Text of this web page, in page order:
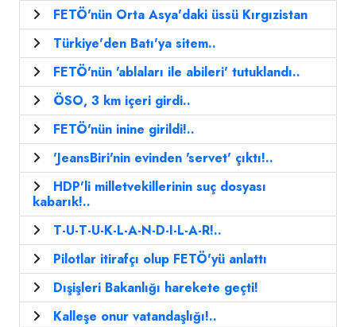
FETÖ'nün Orta Asya'daki üssü Kırgızistan
Türkiye'den Batı'ya sitem..
FETÖ'nün 'ablaları ile abileri' tutuklandı..
ÖSO, 3 km içeri girdi..
FETÖ'nün inine girildi!..
'JeansBiri'nin evinden 'servet' çıktı!..
HDP'li milletvekillerinin suç dosyası
kabarık!..
T-U-T-U-K-L-A-N-D-I-L-A-R!..
Pilotlar itirafçı olup FETÖ'yü anlattı
Dışişleri Bakanlığı harekete geçti!
Kalleşe onur vatandaşlığı!..